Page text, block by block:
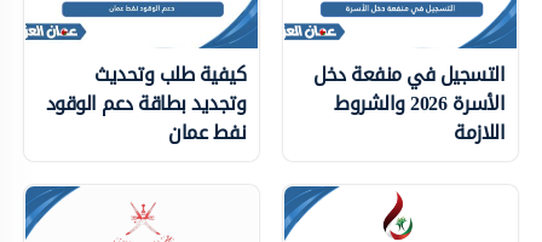
التسجيل في منفعة دخل
الأسرة 2026 والشروط
اللازمة
كيفية طلب وتحديث
وتجديد بطاقة دعم الوقود
نفط عمان